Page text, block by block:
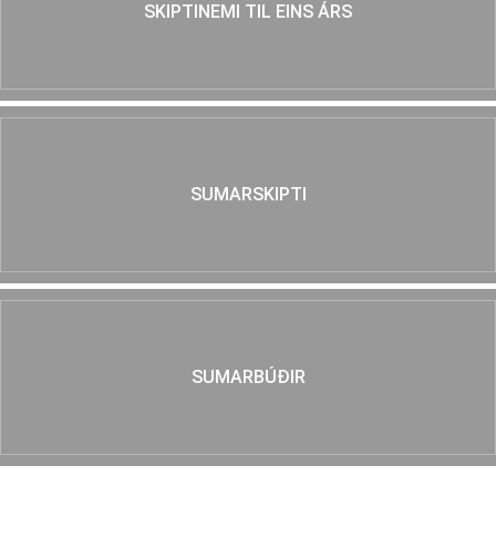
SKIPTINEMI TIL EINS ÁRS
SUMARSKIPTI
SUMARBÚÐIR